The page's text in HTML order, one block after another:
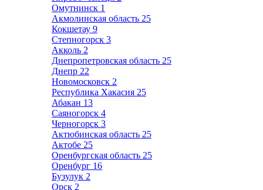
Омутнинск 1
Акмолинская область 25
Кокшетау 9
Степногорск 3
Акколь 2
Днепропетровская область 25
Днепр 22
Новомосковск 2
Республика Хакасия 25
Абакан 13
Саяногорск 4
Черногорск 3
Актюбинская область 25
Актобе 25
Оренбургская область 25
Оренбург 16
Бузулук 2
Орск 2